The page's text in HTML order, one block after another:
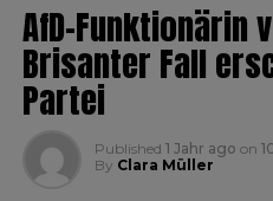
AfD-Funktionärin
Brisanter Fall
Partei
Published 1 Jahr ago on
By Clara Müller